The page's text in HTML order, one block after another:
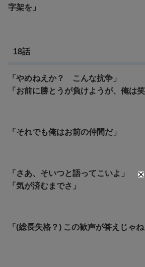
字架を」
18話
「やめねえか？ こんな抗争」
「お前に勝とうが負けようが、俺は笑
「それでも俺はお前の仲間だ」
「さあ、そいつと語ってこいよ」
「気が済むまでさ」
「(総長失格？) この歓声が答えじゃね